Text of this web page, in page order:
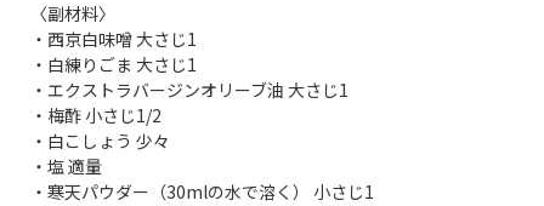
〈副材料〉
・西京白味噌 大さじ1
・白練りごま 大さじ1
・エクストラバージンオリーブ油 大さじ1
・梅酢 小さじ1/2
・白こしょう 少々
・塩 適量
・寒天パウダー（30mlの水で溶く） 小さじ1